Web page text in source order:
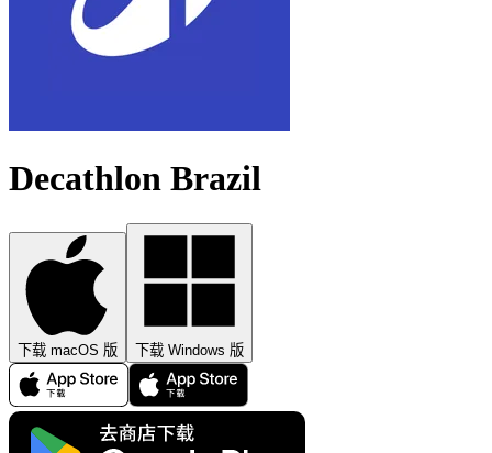
Decathlon Brazil
下载 macOS 版 下载 Windows 版